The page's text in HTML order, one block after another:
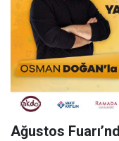
Ağustos